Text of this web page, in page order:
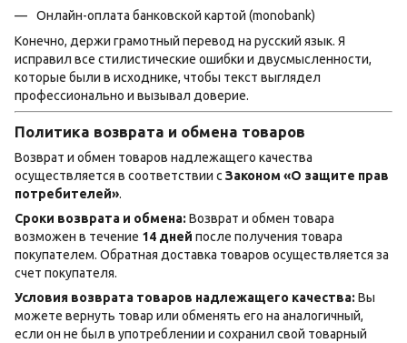
Онлайн-оплата банковской картой (monobank)
Конечно, держи грамотный перевод на русский язык. Я
исправил все стилистические ошибки и двусмысленности,
которые были в исходнике, чтобы текст выглядел
профессионально и вызывал доверие.
Политика возврата и обмена товаров
Возврат и обмен товаров надлежащего качества
осуществляется в соответствии с Законом «О защите прав
потребителей».
Сроки возврата и обмена: Возврат и обмен товара
возможен в течение 14 дней после получения товара
покупателем. Обратная доставка товаров осуществляется за
счет покупателя.
Условия возврата товаров надлежащего качества: Вы
можете вернуть товар или обменять его на аналогичный,
если он не был в употреблении и сохранил свой товарный